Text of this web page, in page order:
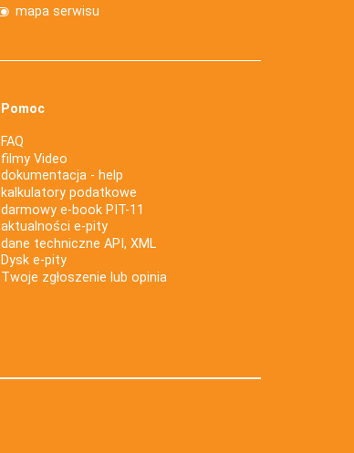
mapa serwisu
Pomoc
FAQ
filmy Video
dokumentacja - help
kalkulatory podatkowe
darmowy e-book PIT-11
aktualności e-pity
dane techniczne API, XML
Dysk e-pity
Twoje zgłoszenie lub opinia